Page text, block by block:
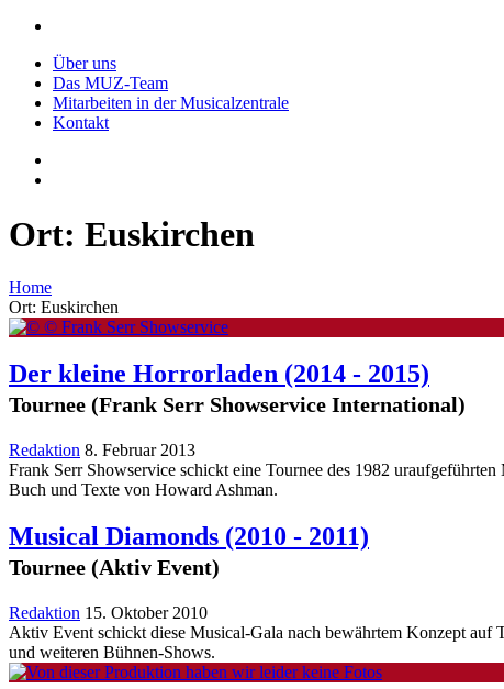
Über uns
Das MUZ-Team
Mitarbeiten in der Musicalzentrale
Kontakt
Ort: Euskirchen
Home
Ort: Euskirchen
Der kleine Horrorladen (2014 - 2015)
Tournee (Frank Serr Showservice International)
Redaktion 8. Februar 2013
Frank Serr Showservice schickt eine Tournee des 1982
Buch und Texte von Howard Ashman.
Musical Diamonds (2010 - 2011)
Tournee (Aktiv Event)
Redaktion 15. Oktober 2010
Aktiv Event schickt diese Musical-Gala nach bewährtem Konzept
und weiteren Bühnen-Shows.